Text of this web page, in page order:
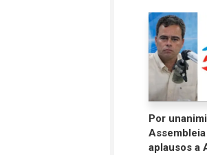
Por
aplausos a